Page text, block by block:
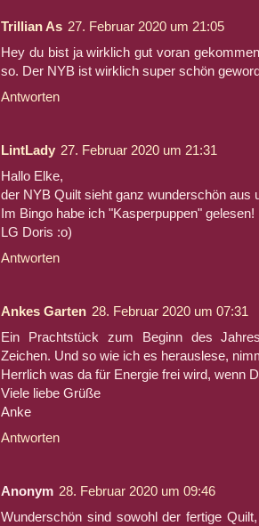
Trillian As 27. Februar 2020 um 21:05
Hey du bist ja wirklich gut voran
so. Der NYB ist wirklich super schön
Antworten
LintLady 27. Februar 2020 um 21:31
Hallo Elke,
der NYB Quilt sieht ganz wunderschön aus
Im Bingo habe ich "Kasperpuppen"
LG Doris :o)
Antworten
Ankes Garten 28. Februar 2020 um 07:31
Ein Prachtstück zum Beginn des
Zeichen. Und so wie ich es herauslese,
Herrlich was da für Energie frei wird, wenn
Viele liebe Grüße
Anke
Antworten
Anonym 28. Februar 2020 um 09:46
Wunderschön sind sowohl der fertige